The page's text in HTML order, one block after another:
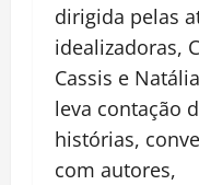
dirigida pelas
idealizadoras,
Cassis e
leva contação
histórias,
com autores,